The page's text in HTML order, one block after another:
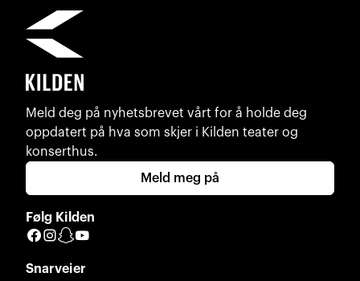
Meld deg på nyhetsbrevet vårt for å holde deg
oppdatert på hva som skjer i Kilden teater og
konserthus.
Meld meg på
Følg Kilden
Facebook
Instagram
Snapchat
Snarveier